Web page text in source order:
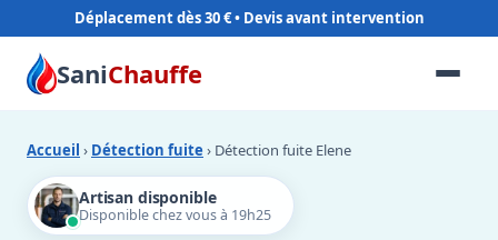
Déplacement dès 30 €
SaniChauffe
Accueil › Détection fuite › Détection fuite Elene
Artisan disponible
Disponible chez vous à 19h25